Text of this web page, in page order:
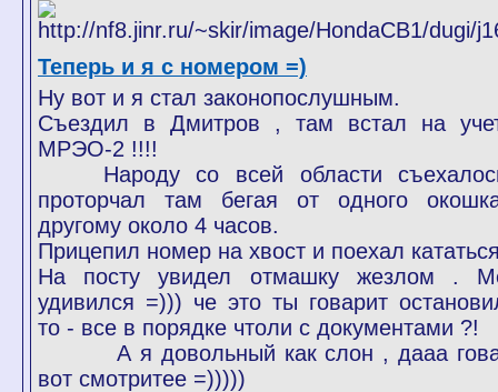
Теперь и я с номером =)
Ну вот и я стал законопослушным.
Съездил в Дмитров , там встал на
МРЭО-2 !!!!
Народу со всей области
проторчал там бегая от одного
другому около 4 часов.
Прицепил номер на хвост и поехал
На посту увидел отмашку жезлом .
удивился =))) че это ты говарит
то - все в порядке чтоли с документами ?!
А я довольный как слон , дааа
вот смотритее =)))))